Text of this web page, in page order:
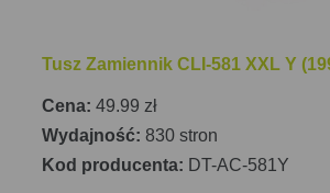
Tusz Zamiennik CLI-581 XXL Y
Cena: 49.99 zł
Wydajność: 830 stron
Kod producenta: DT-AC-581Y